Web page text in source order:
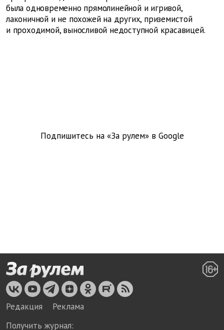
была одновременно прямолинейной и игривой,
лаконичной и не похожей на других, приземистой
и проходимой, выносливой недоступной красавицей.
Подпишитесь на «За рулем» в Google
Редакция
Реклама
Получить журнал: